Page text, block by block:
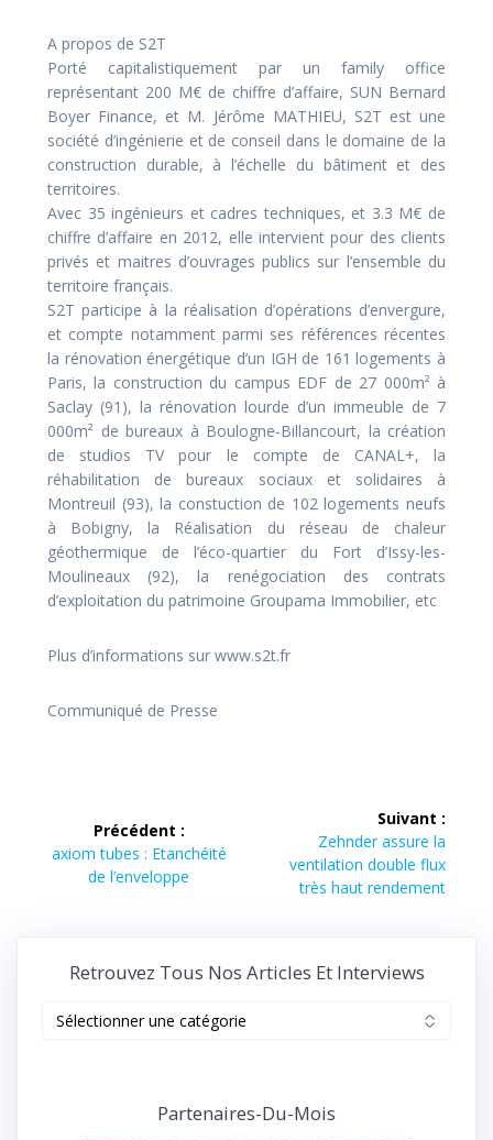
A propos de S2T
Porté capitalistiquement par un family office
représentant 200 M€ de chiffre d’affaire, SUN Bernard
Boyer Finance, et M. Jérôme MATHIEU, S2T est une
société d’ingénierie et de conseil dans le domaine de la
construction durable, à l’échelle du bâtiment et des
territoires.
Avec 35 ingénieurs et cadres techniques, et 3.3 M€ de
chiffre d’affaire en 2012, elle intervient pour des clients
privés et maitres d’ouvrages publics sur l’ensemble du
territoire français.
S2T participe à la réalisation d’opérations d’envergure,
et compte notamment parmi ses références récentes
la rénovation énergétique d’un IGH de 161 logements à
Paris, la construction du campus EDF de 27 000m² à
Saclay (91), la rénovation lourde d’un immeuble de 7
000m² de bureaux à Boulogne-Billancourt, la création
de studios TV pour le compte de CANAL+, la
réhabilitation de bureaux sociaux et solidaires à
Montreuil (93), la constuction de 102 logements neufs
à Bobigny, la Réalisation du réseau de chaleur
géothermique de l’éco-quartier du Fort d’Issy-les-
Moulineaux (92), la renégociation des contrats
d’exploitation du patrimoine Groupama Immobilier, etc
Plus d’informations sur www.s2t.fr
Communiqué de Presse
de
l’article
Précédent :
Article
précédent :
axiom tubes : Etanchéité
de l’enveloppe
Suivant :
Article
suivant :
Zehnder assure la
ventilation double flux
très haut rendement
Retrouvez Tous Nos Articles Et Interviews
interviews
Partenaires-Du-Mois